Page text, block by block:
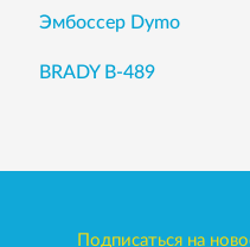
Эмбоссер Dymo
BRADY B-489
Подписаться на